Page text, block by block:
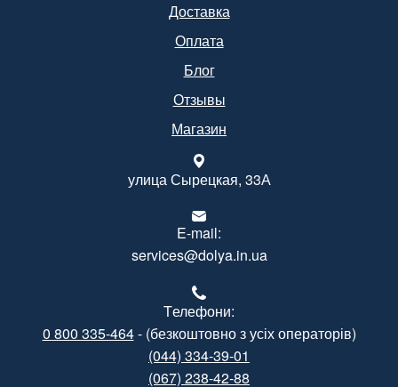
Доставка
Оплата
Блог
Отзывы
Магазин
улица Сырецкая, 33А
E-mail:
services@dolya.in.ua
Tелефони:
0 800 335-464- (безкоштовно з усіх операторів)
(044) 334-39-01
(067) 238-42-88